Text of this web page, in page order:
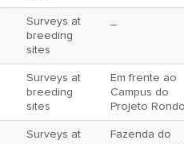
Surveys at
breeding
sites
Surveys at
breeding
sites
Em frente ao
Campus do
Projeto
Surveys at
Fazenda do